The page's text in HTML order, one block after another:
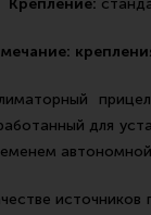
Крепление:
для